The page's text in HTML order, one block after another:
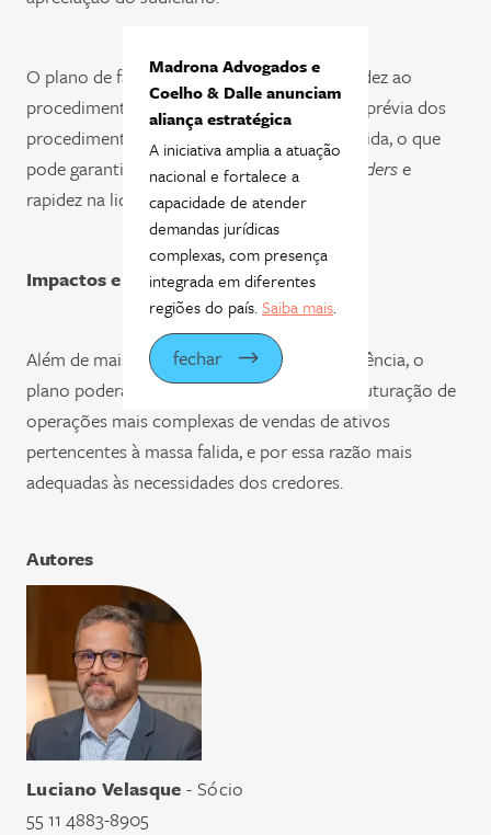
Autores
Luciano Velasque - Sócio
55 11 4883-8905
O plano de falência também visa trazer rapidez ao
procedimento, e pode conter a delimitação prévia dos
procedimentos para liquidação da massa falida, o que
pode garantir maior segurança aos stakeholderse
rapidez na liquidação dos bens.
Impactos e Novas Oportunidades:
Além de mais rapidez para o processo de falência, o
plano poderá eventualmente permitir a estruturação de
operações mais complexas de vendas de ativos
pertencentes à massa falida, e por essa razão mais
adequadas às necessidades dos credores.
Madrona Advogados e
Coelho & Dalle anunciam
aliança estratégica
A iniciativa amplia a atuação
nacional e fortalece a
capacidade de atender
demandas jurídicas
complexas, com presença
integrada em diferentes
regiões do país.Saiba mais.
fechar